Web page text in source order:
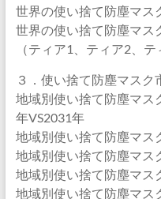
世界の使い捨て防塵マス
世界の使い捨て防塵マス
（ティア1、ティア2、テ
３．使い捨て防塵マスク
地域別使い捨て防塵マス
年VS2031年
地域別使い捨て防塵マス
地域別使い捨て防塵マス
地域別使い捨て防塵マス
地域別使い捨て防塵マス